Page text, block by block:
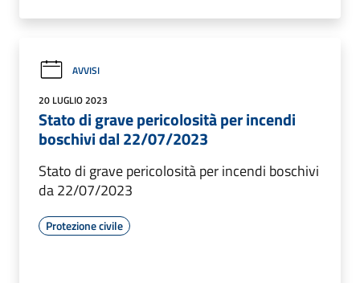
AVVISI
20 LUGLIO 2023
Stato di grave pericolosità per incendi
boschivi dal 22/07/2023
Stato di grave pericolosità per incendi boschivi
da 22/07/2023
Protezione civile